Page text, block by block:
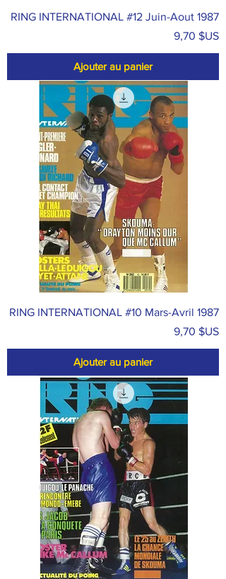
RING INTERNATIONAL #12 Juin-Aout 1987
Prix
9,70 $US
Ajouter au panier
RING INTERNATIONAL #10 Mars-Avril 1987
Prix
9,70 $US
Ajouter au panier